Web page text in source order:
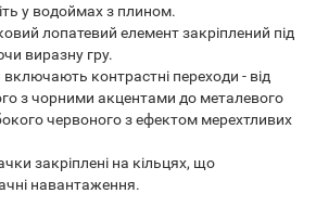
у водоймах з плином.
лопатевий елемент закріплений під
виразну гру.
включають контрастні переходи - від
з чорними акцентами до металевого
червоного з ефектом мерехтливих
закріплені на кільцях, що
навантаження.